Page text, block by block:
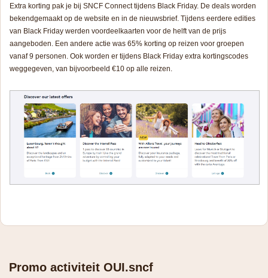
Extra korting pak je bij SNCF Connect tijdens Black Friday. De deals worden
bekendgemaakt op de website en in de nieuwsbrief. Tijdens eerdere edities
van Black Friday werden voordeelkaarten voor de helft van de prijs
aangeboden. Een andere actie was 65% korting op reizen voor groepen
vanaf 9 personen. Ook worden er tijdens Black Friday extra kortingscodes
weggegeven, van bijvoorbeeld €10 op alle reizen.
Promo activiteit OUI.sncf